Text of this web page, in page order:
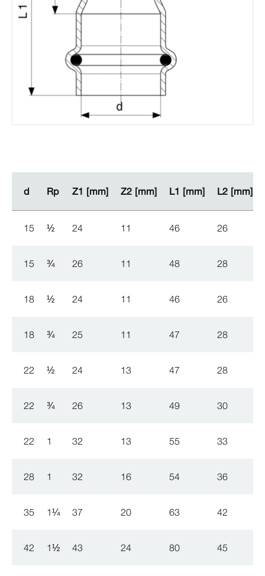
d Rp Z1 [mm] Z2 [mm] L1 [mm] L2 [mm]
d Rp Z1 [mm] Z2 [mm] L1 [mm] L2 [mm]
15 ½ 24 11 46 26
15 ¾ 26 11 48 28
18 ½ 24 11 46 26
18 ¾ 25 11 47 28
22 ½ 24 13 47 28
22 ¾ 26 13 49 30
22 1 32 13 55 33
28 1 32 16 54 36
35 1¼ 37 20 63 42
42 1½ 43 24 80 45